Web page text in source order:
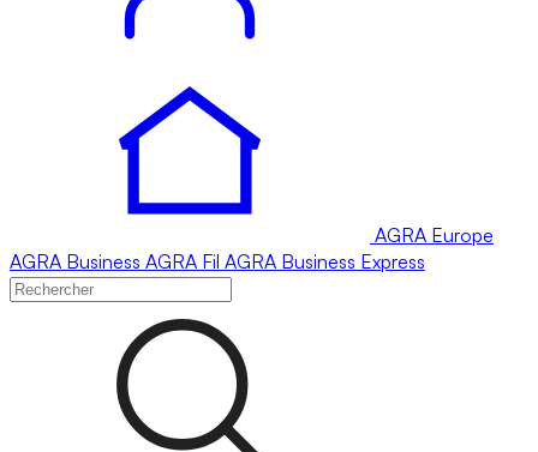
AGRA Europe
AGRA Business AGRA Fil AGRA Business Express